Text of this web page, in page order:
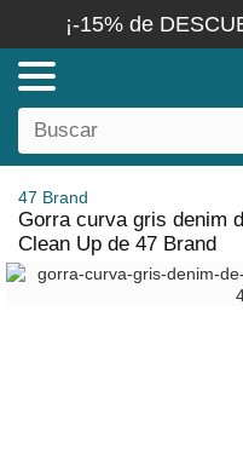
¡-15% de
47 Brand
Gorra curva gris denim
Clean Up de 47 Brand